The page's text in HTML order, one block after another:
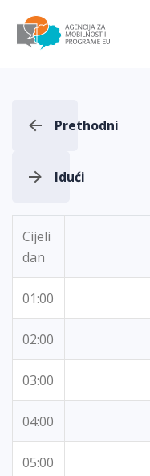
Prethodni
Idući
Cijeli
dan
01:00
02:00
03:00
04:00
05:00